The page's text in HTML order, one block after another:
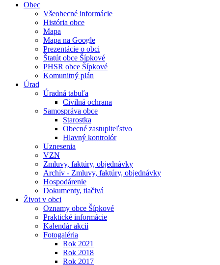
Obec
Všeobecné informácie
História obce
Mapa
Mapa na Google
Prezentácie o obci
Štatút obce Šípkové
PHSR obce Šípkové
Komunitný plán
Úrad
Úradná tabuľa
Civilná ochrana
Samospráva obce
Starostka
Obecné zastupiteľstvo
Hlavný kontrolór
Uznesenia
VZN
Zmluvy, faktúry, objednávky
Archív - Zmluvy, faktúry, objednávky
Hospodárenie
Dokumenty, tlačivá
Život v obci
Oznamy obce Šípkové
Praktické informácie
Kalendár akcií
Fotogaléria
Rok 2021
Rok 2018
Rok 2017